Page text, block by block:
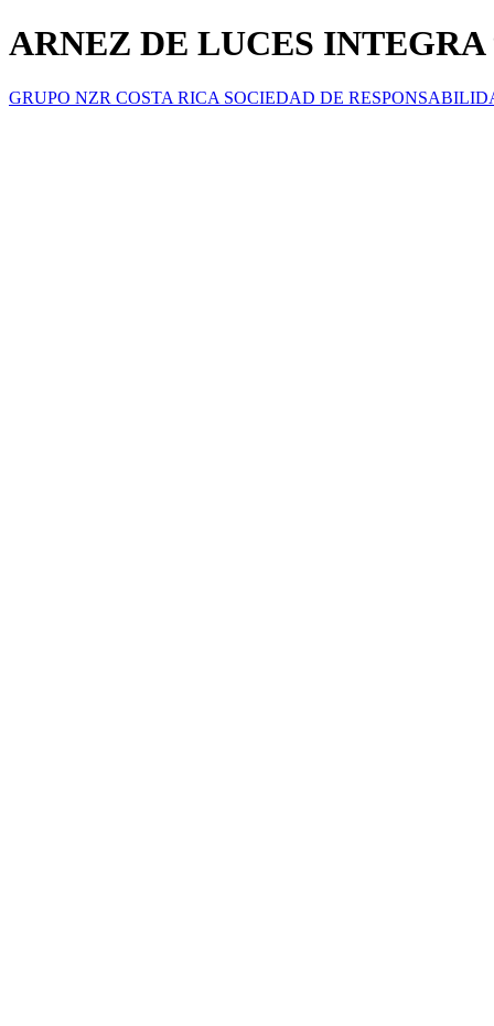
ARNEZ DE LUCES INTEGRA
GRUPO NZR COSTA RICA SOCIEDAD DE